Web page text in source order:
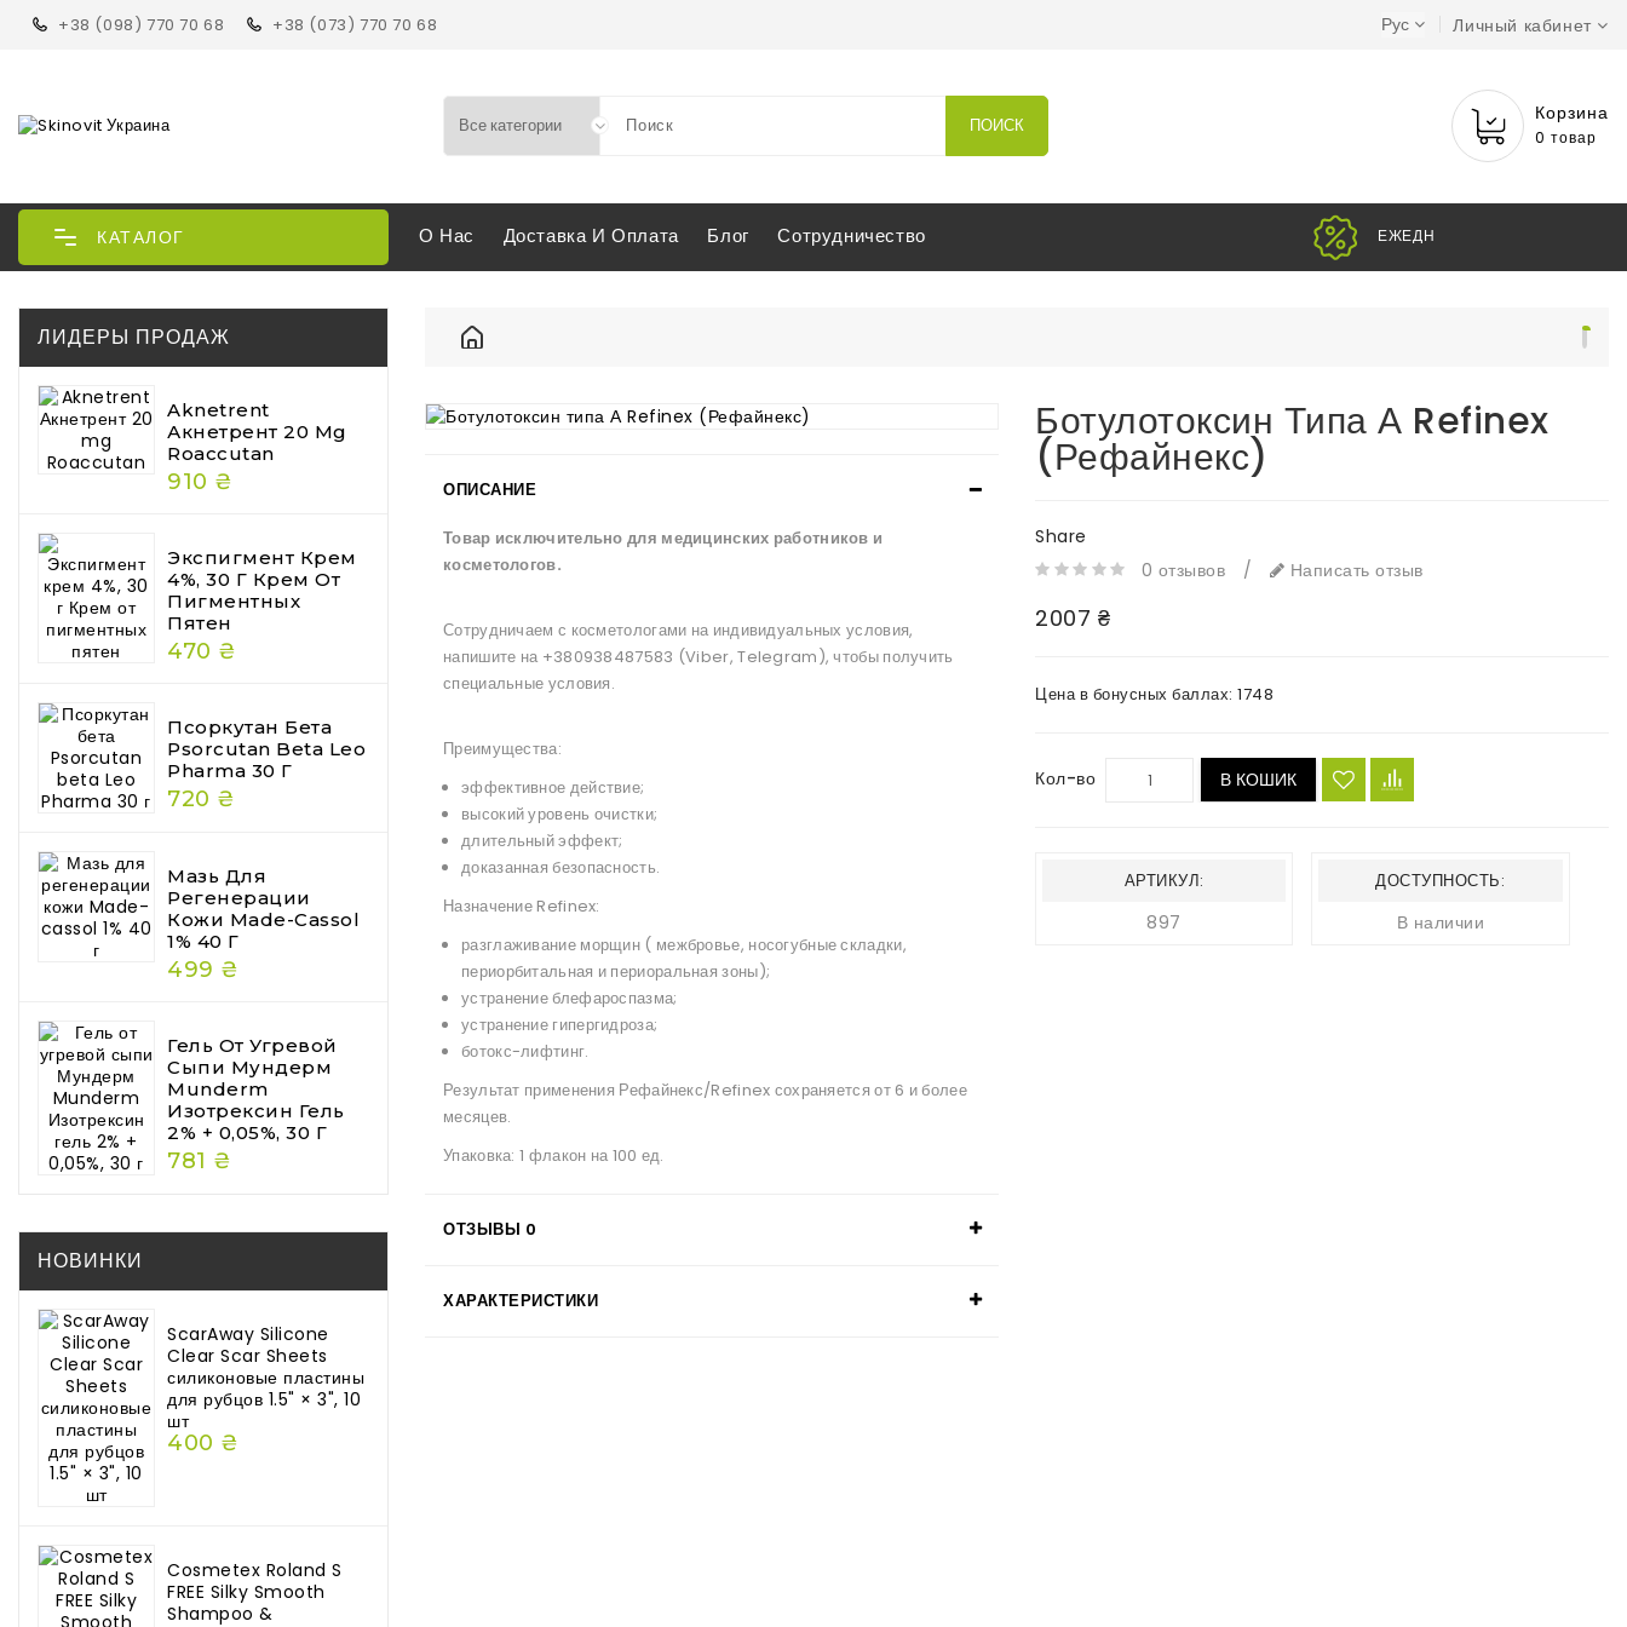
+38 (098) 770 70 68 +38 (073) 770 70 68 Рус Личный кабинет
ПОИСК
Корзина
0 товар
КАТАЛОГ О Нас Доставка И Оплата Блог Сотрудничество ЕЖ
ЛИДЕРЫ ПРОДАЖ
Aknetrent
Акнетрент 20 Mg
Roaccutan
910 ₴
Экспигмент Крем
4%, 30 Г Крем От
Пигментных
Пятен
470 ₴
Псоркутан Бета
Psorcutan Beta Leo
Pharma 30 Г
720 ₴
Мазь Для
Регенерации
Кожи Made-Cassol
1% 40 Г
499 ₴
Гель От Угревой
Сыпи Мундерм
Munderm
Изотрексин Гель
2% + 0,05%, 30 Г
781 ₴
НОВИНКИ
ScarAway Silicone
Clear Scar Sheets
силиконовые пластины
для рубцов 1.5" × 3", 10
шт
400 ₴
Cosmetex Roland S
FREE Silky Smooth
Shampoo &
Ботулинотерапия
Ботулотоксин типа А Refinex (Рефайнекс)
Ботулотоксин Типа А Refinex
(Рефайнекс)
Share
0 отзывов
/ Написать отзыв
2007 ₴
Цена в бонусных баллах: 1748
Кол-во В КОШИК
АРТИКУЛ:
897
ДОСТУПНОСТЬ:
В наличии
ОПИСАНИЕ
Товар исключительно для медицинских работников и
косметологов.
Сотрудничаем с косметологами на индивидуальных условия,
напишите на +380938487583 (Viber, Telegram), чтобы получить
специальные условия.
Преимущества:
эффективное действие;
высокий уровень очистки;
длительный эффект;
доказанная безопасность.
Назначение Refinex:
разглаживание морщин ( межбровье, носогубные складки,
периорбитальная и периоральная зоны);
устранение блефароспазма;
устранение гипергидроза;
ботокс-лифтинг.
Результат применения Рефайнекс/Refinex сохраняется от 6 и более
месяцев.
Упаковка: 1 флакон на 100 ед.
ОТЗЫВЫ 0
ХАРАКТЕРИСТИКИ